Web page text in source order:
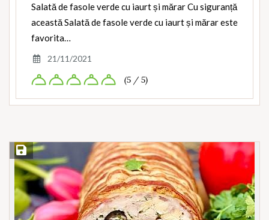
Salată de fasole verde cu iaurt și mărar Cu siguranță
această Salată de fasole verde cu iaurt și mărar este
favorita…
21/11/2021
(5 / 5)
Save Recipe